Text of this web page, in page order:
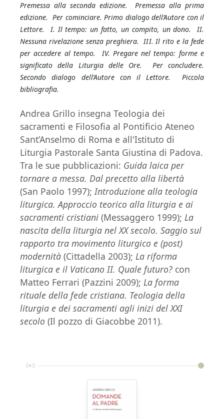
Premessa alla seconda edizione.Premessa alla prima
edizione. Per cominciare. Primo dialogo dell’Autore con il
Lettore. I. Il tempo: un fatto, un compito, un dono. II.
Nessuna rivelazione senza preghiera. III. Il rito e la fede
per accedere al tempo. IV. Pregare nel tempo: forme e
significato della Liturgia delle Ore. Per concludere.
Secondo dialogo dell’Autore con il Lettore. Piccola
bibliografia.
Andrea Grillo insegna Teologia dei
sacramenti e Filosofia al Pontificio Ateneo
Sant’Anselmo di Roma e all'Istituto di
Liturgia Pastorale Santa Giustina di Padova.
Tra le sue pubblicazioni: Guida laica per
tornare a messa. Dal precetto alla libertà
(San Paolo 1997);Introduzione alla teologia
liturgica. Approccio teorico alla liturgia e ai
sacramenti cristiani (Messaggero 1999); La
nascita della liturgia nel XX secolo. Saggio sul
rapporto tra movimento liturgico e (post)
modernità (Cittadella 2003); La riforma
liturgica e il Vaticano II. Quale futuro? con
Matteo Ferrari (Pazzini 2009); La forma
rituale della fede cristiana. Teologia della
liturgia e dei sacramenti agli inizi del XXI
secolo (Il pozzo di Giacobbe 2011).